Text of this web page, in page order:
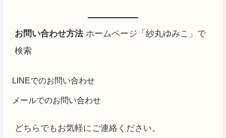
お問い合わせ方法 ホームページ「紗丸ゆみこ」で
検索
LINEでのお問い合わせ
メールでのお問い合わせ
どちらでもお気軽にご連絡ください。